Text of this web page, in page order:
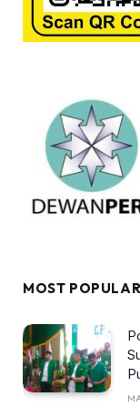
MOST POPULAR